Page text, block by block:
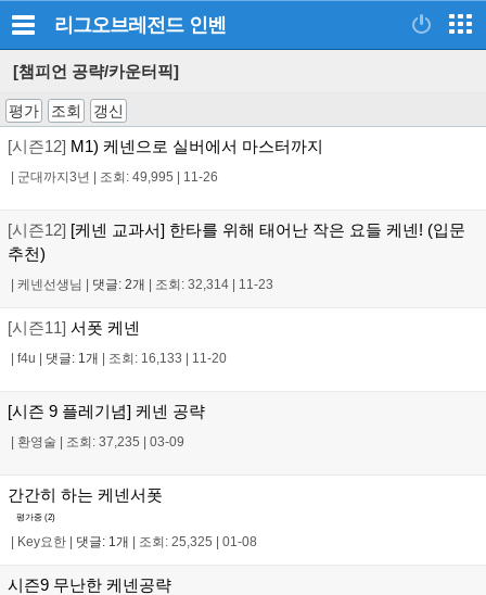
리그오브레전드 인벤
[챔피언 공략/카운터픽]
평가 조회 갱신
[시즌12] M1) 케넨으로 실버에서 마스터까지
군대까지3년 조회: 49,995 11-26
[시즌12] [케넨 교과서] 한타를 위해 태어난 작은 요들 케넨! (입문
추천)
케넨선생님 댓글: 2개 조회: 32,314 11-23
[시즌11] 서폿 케넨
f4u 댓글: 1개 조회: 16,133 11-20
[시즌 9 플레기념] 케넨 공략
환영술 조회: 37,235 03-09
간간히 하는 케넨서폿
평가중 (2)
Key요한 댓글: 1개 조회: 25,325 01-08
시즌9 무난한 케넨공략